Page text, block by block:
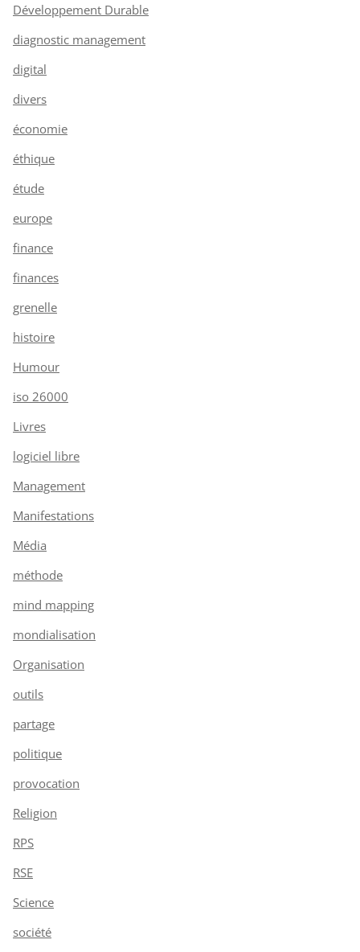
Développement Durable
diagnostic management
digital
divers
économie
éthique
étude
europe
finance
finances
grenelle
histoire
Humour
iso 26000
Livres
logiciel libre
Management
Manifestations
Média
méthode
mind mapping
mondialisation
Organisation
outils
partage
politique
provocation
Religion
RPS
RSE
Science
société